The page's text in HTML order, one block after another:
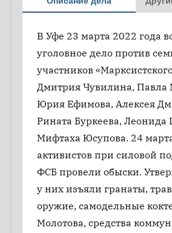
В Уфе 23 марта 2022 года
уголовное дело против
участников
Дмитрия Чувилина, Павла
Юрия Ефимова, Алексея
Рината Буркеева, Леонида
Мифтаха Юсупова. 24
активистов при силовой
ФСБ провели обыски.
у них изъяли гранаты,
оружие, самодельные
Молотова, средства